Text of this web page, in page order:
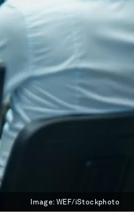
Image: WEF/iStockphoto